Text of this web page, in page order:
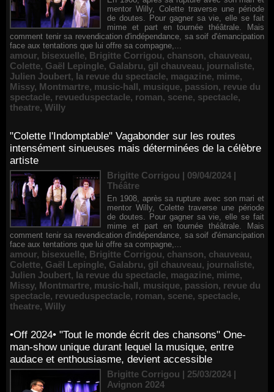
mentor Willy, Colette traverse une période
de doutes. Pour gagner sa vie, elle se fait
mime et part en tournée théâtrale. Mais
comment tenir sa revendication d'indépendance, sa soif d'émancipation
face aux tentations que lui offre sa compagne,...
amour, bisexuelle, Brigitte Corrigou, chanson, chauveau,
Colette, Gaël Lepingle, Galabru, gil chauveau, journaliste,
Julien Joubert, la revue du spectacle, magazine, mime,
Missy, Montmartre, music-hall, musique, passion, revue du
spectacle, revueduspectacle, roman, scene, spectacle,
theatre, Willy
"Colette l'Indomptable" Vagabonder sur les routes
intensément sinueuses mais déterminées de la célèbre
artiste
Brigitte Corrigou | 09/04/2024 |
Théâtre
En 1908, après sa rupture avec son mari et
mentor Willy, Colette traverse une période
de doutes. Pour gagner sa vie, elle se fait
mime et part en tournée théâtrale. Mais
comment tenir sa revendication d'indépendance, sa soif d'émancipation
face aux tentations que lui offre sa compagne,...
amour, bisexuelle, Brigitte Corrigou, chanson, chauveau,
Colette, Gaël Lepingle, Galabru, gil chauveau, journaliste,
Julien Joubert, la revue du spectacle, magazine, mime,
Missy, Montmartre, music-hall, musique, passion, revue du
spectacle, revueduspectacle, roman, scene, spectacle,
theatre, Willy
•Off 2024• "Tout le monde écrit des chansons" One-
man-show unique durant lequel la musique, entre
audace et enthousiasme, devient accessible
Brigitte Corrigou | 25/03/2024 |
Avignon 2024